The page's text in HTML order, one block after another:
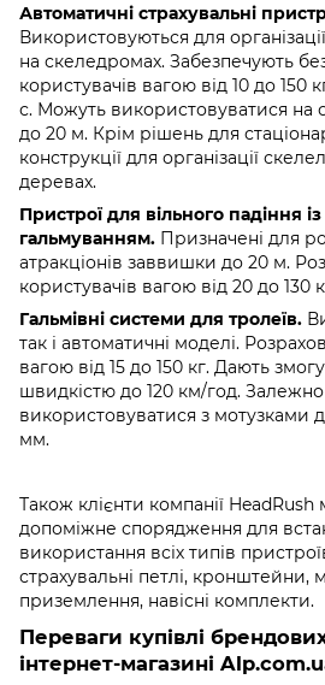
Автоматичні страхувальні
Використовуються для
на скеледромах. Забезпечують
користувачів вагою від 10 до 150
с. Можуть використовуватися на
до 20 м. Крім рішень для
конструкції для організації
деревах.
Пристрої для вільного падіння
гальмуванням. Призначені для
атракціонів заввишки до 20 м.
користувачів вагою від 20 до 130
Гальмівні системи для тролеїв.
так і автоматичні моделі.
вагою від 15 до 150 кг. Дають
швидкістю до 120 км/год.
використовуватися з мотузками
мм.
Також клієнти компанії
допоміжне спорядження для
використання всіх типів
страхувальні петлі, кронштейни,
приземлення, навісні комплекти.
Переваги купівлі
інтернет-магазині